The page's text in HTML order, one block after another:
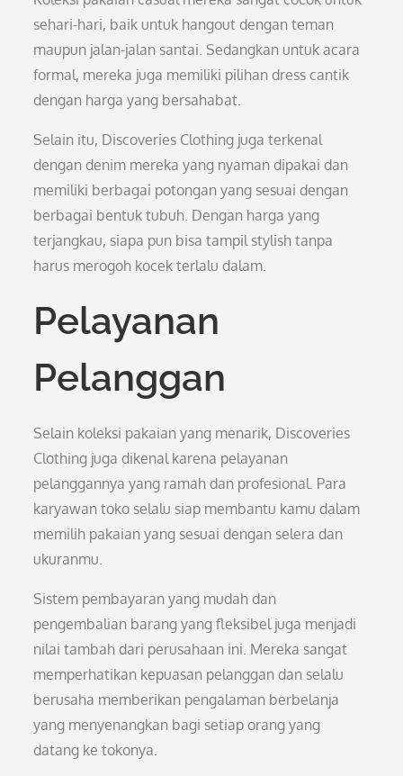
sehari-hari, baik untuk hangout dengan teman
maupun jalan-jalan santai. Sedangkan untuk acara
formal, mereka juga memiliki pilihan dress cantik
dengan harga yang bersahabat.
Selain itu, Discoveries Clothing juga terkenal
dengan denim mereka yang nyaman dipakai dan
memiliki berbagai potongan yang sesuai dengan
berbagai bentuk tubuh. Dengan harga yang
terjangkau, siapa pun bisa tampil stylish tanpa
harus merogoh kocek terlalu dalam.
Pelayanan
Pelanggan
Selain koleksi pakaian yang menarik, Discoveries
Clothing juga dikenal karena pelayanan
pelanggannya yang ramah dan profesional. Para
karyawan toko selalu siap membantu kamu dalam
memilih pakaian yang sesuai dengan selera dan
ukuranmu.
Sistem pembayaran yang mudah dan
pengembalian barang yang fleksibel juga menjadi
nilai tambah dari perusahaan ini. Mereka sangat
memperhatikan kepuasan pelanggan dan selalu
berusaha memberikan pengalaman berbelanja
yang menyenangkan bagi setiap orang yang
datang ke tokonya.